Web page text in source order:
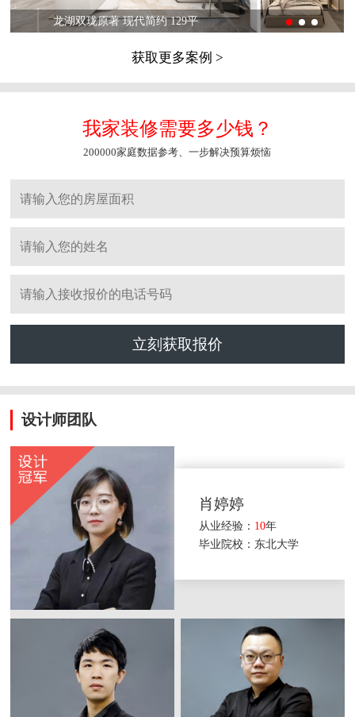
龙湖双珑原著 现代简约 129平
获取更多案例 >
我家装修需要多少钱？
200000家庭数据参考、一步解决预算烦恼
立刻获取报价
设计师团队
肖婷婷
从业经验： 10年
毕业院校：东北大学